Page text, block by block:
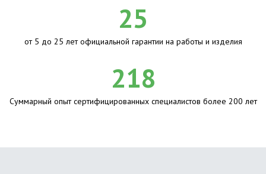
25
от 5 до 25 лет официальной гарантии на работы и изделия
218
Суммарный опыт сертифицированных специалистов более 200 лет